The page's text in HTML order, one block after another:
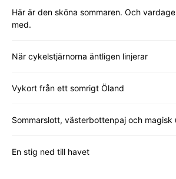
Här är den sköna sommaren. Och
med.
När cykelstjärnorna äntligen linjerar
Vykort från ett somrigt Öland
Sommarslott, västerbottenpaj och magisk
En stig ned till havet